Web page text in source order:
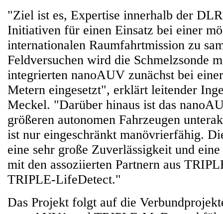
"Ziel ist es, Expertise innerhalb der
Initiativen für einen Einsatz bei einer
internationalen Raumfahrtmission zu
Feldversuchen wird die Schmelzsonde
integrierten nanoAUV zunächst bei
Metern eingesetzt", erklärt leitender
Meckel. "Darüber hinaus ist das
größeren autonomen Fahrzeugen
ist nur eingeschränkt manövrierfähig.
eine sehr große Zuverlässigkeit und
mit den assoziierten Partnern aus
TRIPLE-LifeDetect."
Das Projekt folgt auf die